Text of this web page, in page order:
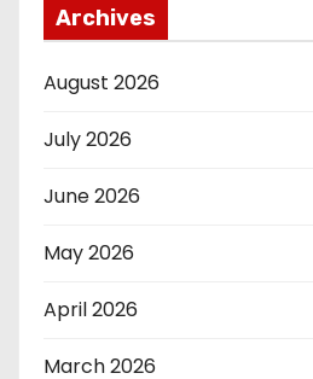
Archives
August 2026
July 2026
June 2026
May 2026
April 2026
March 2026